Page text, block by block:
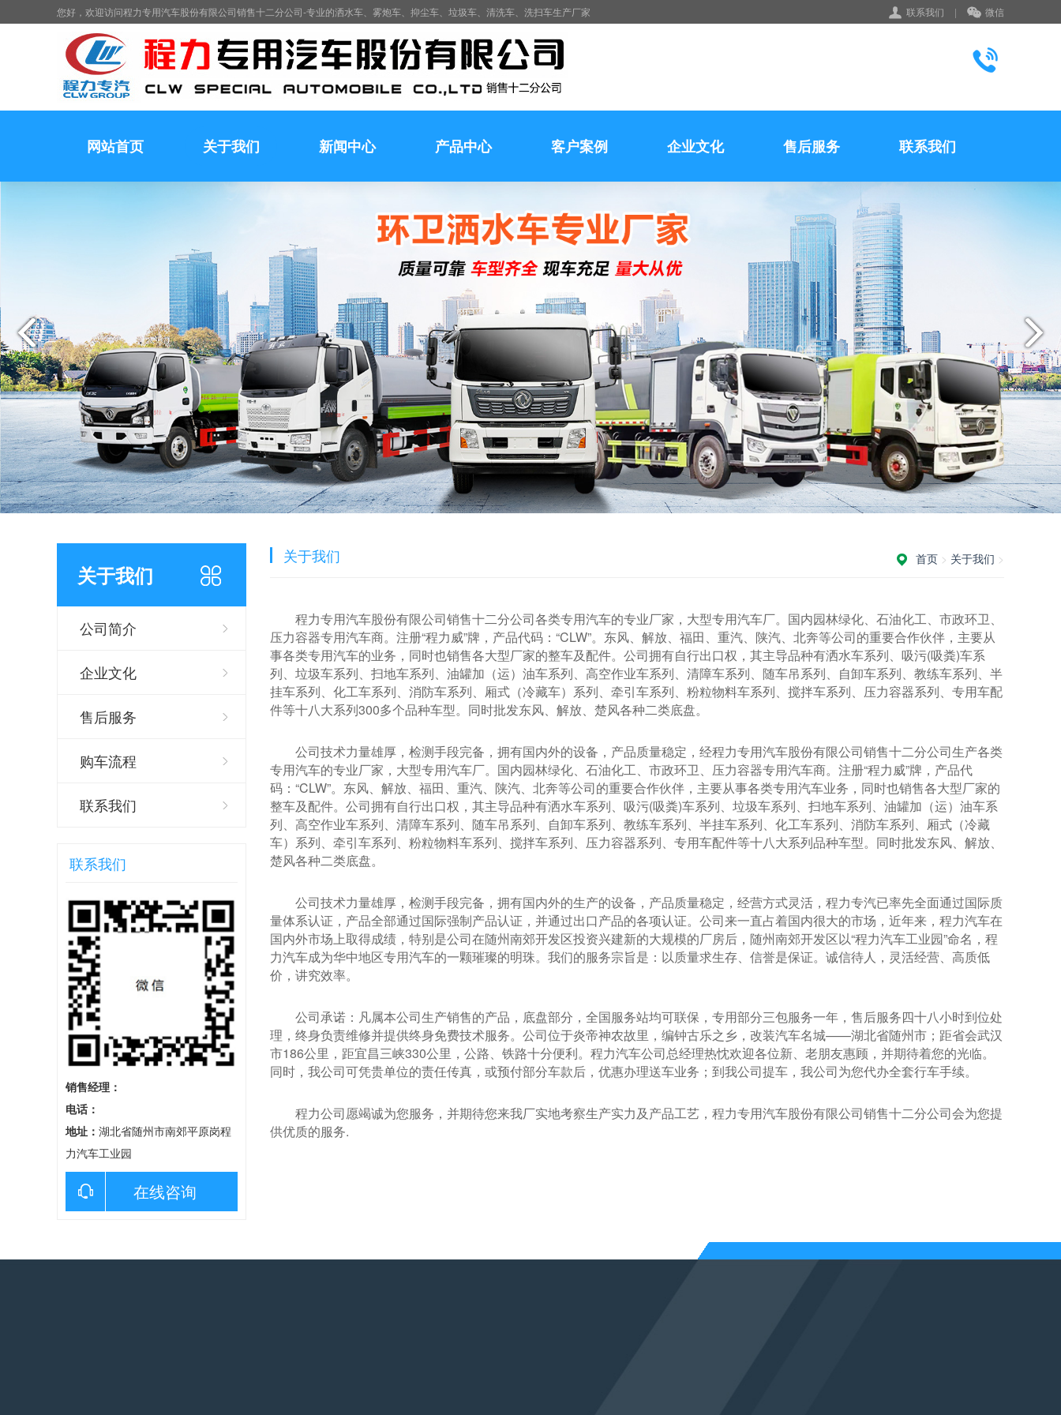
联系我们 | 微信
您好，欢迎访问程力专用汽车股份有限公司销售十二分公司-专业的洒水车、雾炮车、抑尘车、垃圾车、清洗车、洗扫车生产厂家
网站首页 关于我们 新闻中心 产品中心 客户案例 企业文化 售后服务 联系我们
关于我们
公司简介
企业文化
售后服务
购车流程
联系我们
联系我们
销售经理：
电话：
地址： 湖北省随州市南郊平原岗程
力汽车工业园
在线咨询
首页 > 关于我们 >
关于我们
程力专用汽车股份有限公司销售十二分公司各类专用汽车的专业厂家，大型专用汽车厂。国内园林绿化、石油化工、市政环卫、
压力容器专用汽车商。注册“程力威”牌，产品代码：“CLW”。东风、解放、福田、重汽、陕汽、北奔等公司的重要合作伙伴，主要从
事各类专用汽车的业务，同时也销售各大型厂家的整车及配件。公司拥有自行出口权，其主导品种有洒水车系列、吸污(吸粪)车系
列、垃圾车系列、扫地车系列、油罐加（运）油车系列、高空作业车系列、清障车系列、随车吊系列、自卸车系列、教练车系列、半
挂车系列、化工车系列、消防车系列、厢式（冷藏车）系列、牵引车系列、粉粒物料车系列、搅拌车系列、压力容器系列、专用车配
件等十八大系列300多个品种车型。同时批发东风、解放、楚风各种二类底盘。
公司技术力量雄厚，检测手段完备，拥有国内外的设备，产品质量稳定，经程力专用汽车股份有限公司销售十二分公司生产各类
专用汽车的专业厂家，大型专用汽车厂。国内园林绿化、石油化工、市政环卫、压力容器专用汽车商。注册“程力威”牌，产品代
码：“CLW”。东风、解放、福田、重汽、陕汽、北奔等公司的重要合作伙伴，主要从事各类专用汽车业务，同时也销售各大型厂家的
整车及配件。公司拥有自行出口权，其主导品种有洒水车系列、吸污(吸粪)车系列、垃圾车系列、扫地车系列、油罐加（运）油车系
列、高空作业车系列、清障车系列、随车吊系列、自卸车系列、教练车系列、半挂车系列、化工车系列、消防车系列、厢式（冷藏
车）系列、牵引车系列、粉粒物料车系列、搅拌车系列、压力容器系列、专用车配件等十八大系列品种车型。同时批发东风、解放、
楚风各种二类底盘。
公司技术力量雄厚，检测手段完备，拥有国内外的生产的设备，产品质量稳定，经营方式灵活，程力专汽已率先全面通过国际质
量体系认证，产品全部通过国际强制产品认证，并通过出口产品的各项认证。公司来一直占着国内很大的市场，近年来，程力汽车在
国内外市场上取得成绩，特别是公司在随州南郊开发区投资兴建新的大规模的厂房后，随州南郊开发区以“程力汽车工业园”命名，程
力汽车成为华中地区专用汽车的一颗璀璨的明珠。我们的服务宗旨是：以质量求生存、信誉是保证。诚信待人，灵活经营、高质低
价，讲究效率。
公司承诺：凡属本公司生产销售的产品，底盘部分，全国服务站均可联保，专用部分三包服务一年，售后服务四十八小时到位处
理，终身负责维修并提供终身免费技术服务。公司位于炎帝神农故里，编钟古乐之乡，改装汽车名城——湖北省随州市；距省会武汉
市186公里，距宜昌三峡330公里，公路、铁路十分便利。程力汽车公司总经理热忱欢迎各位新、老朋友惠顾，并期待着您的光临。
同时，我公司可凭贵单位的责任传真，或预付部分车款后，优惠办理送车业务；到我公司提车，我公司为您代办全套行车手续。
程力公司愿竭诚为您服务，并期待您来我厂实地考察生产实力及产品工艺，程力专用汽车股份有限公司销售十二分公司会为您提
供优质的服务.